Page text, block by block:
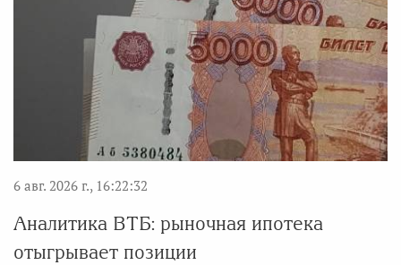
6 авг. 2026 г., 16:22:32
Аналитика ВТБ: рыночная ипотека
отыгрывает позиции